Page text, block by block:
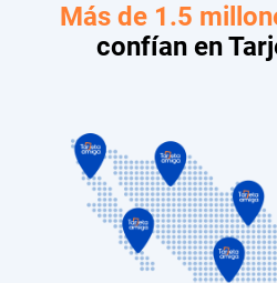
Más de 1.5
confían en